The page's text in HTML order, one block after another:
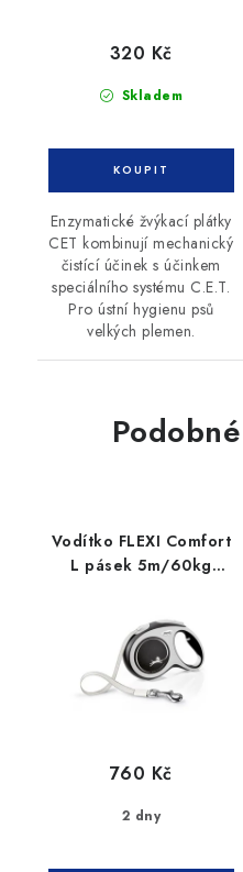
Skladem
320 Kč
Enzymatické žvýkací plátky
CET kombinují mechanický
čistící účinek s účinkem
speciálního systému C.E.T.
Pro ústní hygienu psů
velkých plemen.
Vodítko FLEXI Comfort
L pásek 5m/60kg
2 dny
760 Kč